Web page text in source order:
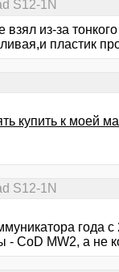
S12-1N
из-за
пластик
купить к моей
S12-1N
года с
CoD MW2, а не